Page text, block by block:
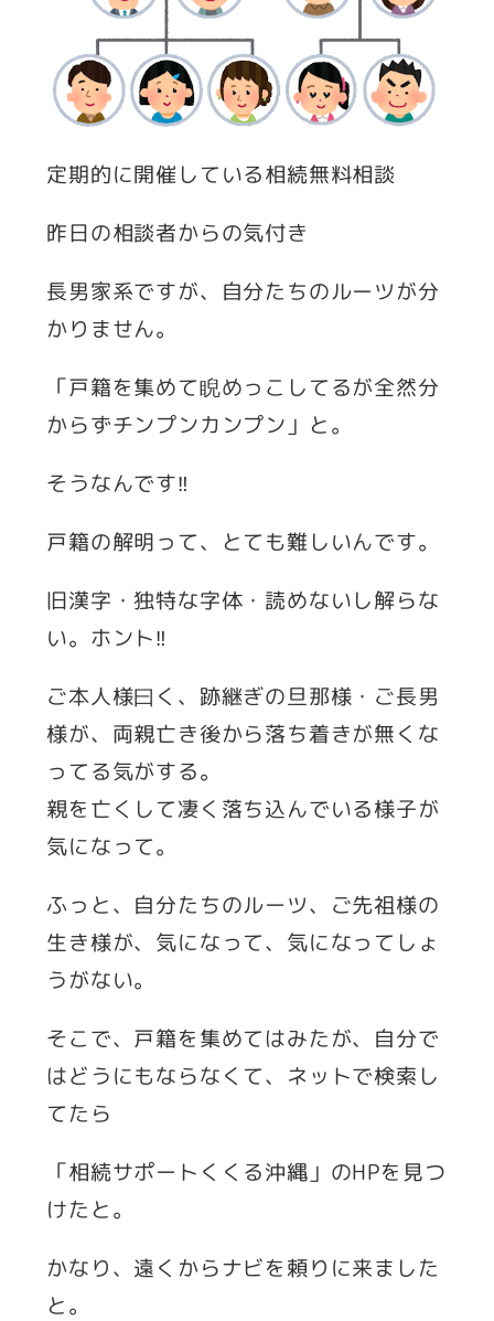
定期的に開催している相続無料相談
昨日の相談者からの気付き
長男家系ですが、自分たちのルーツが分
かりません。
「戸籍を集めて睨めっこしてるが全然分
からずチンプンカンプン」と。
そうなんです‼
戸籍の解明って、とても難しいんです。
旧漢字・独特な字体・読めないし解らな
い。ホント‼
ご本人様曰く、跡継ぎの旦那様・ご長男
様が、両親亡き後から落ち着きが無くな
ってる気がする。
親を亡くして凄く落ち込んでいる様子が
気になって。
ふっと、自分たちのルーツ、ご先祖様の
生き様が、気になって、気になってしょ
うがない。
そこで、戸籍を集めてはみたが、自分で
はどうにもならなくて、ネットで検索し
てたら
「相続サポートくくる沖縄」のHPを見つ
けたと。
かなり、遠くからナビを頼りに来ました
と。